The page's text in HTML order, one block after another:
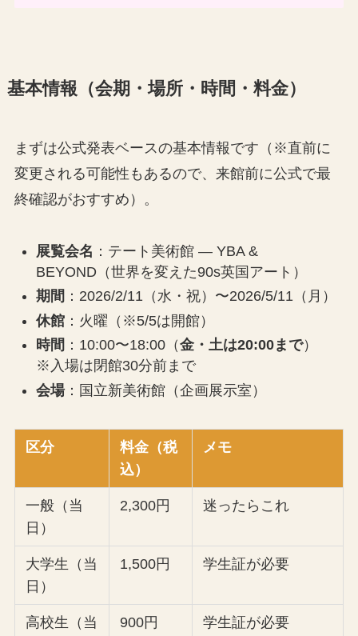
基本情報（会期・場所・時間・料金）
まずは公式発表ベースの基本情報です（※直前に
変更される可能性もあるので、来館前に公式で最
終確認がおすすめ）。
展覧会名 ：テート美術館 ― YBA &
BEYOND（世界を変えた90s英国アート）
期間 ：2026/2/11（水・祝）〜2026/5/11（月）
休館：火曜（※5/5は開館）
時間 ：10:00〜18:00（金・土は20:00まで）
※入場は閉館30分前まで
会場：国立新美術館（企画展示室）
区分
料金（税
込）
メモ
一般（当
日）
2,300円 迷ったらこれ
大学生（当
日）
1,500円 学生証が必要
高校生（当
900円 学生証が必要